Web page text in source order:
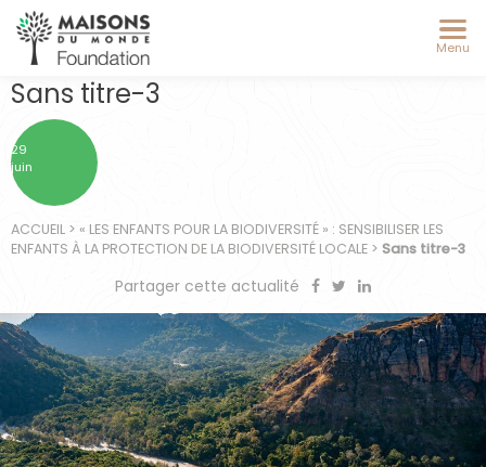
Menu
Sans titre-3
29
juin
ACCUEIL > « LES ENFANTS POUR LA BIODIVERSITÉ » : SENSIBILISER LES
ENFANTS À LA PROTECTION DE LA BIODIVERSITÉ LOCALE > Sans titre-3
Partager cette actualité